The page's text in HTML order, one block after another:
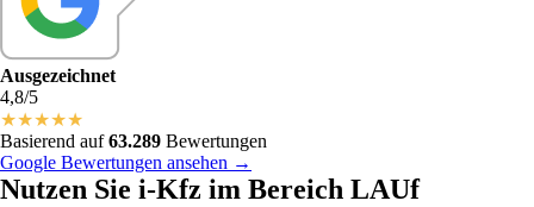
Ausgezeichnet
4,8/5
★★★★★
Basierend auf63.289 Bewertungen
Google Bewertungen ansehen →
Nutzen Sie i-Kfz im Bereich LAUf